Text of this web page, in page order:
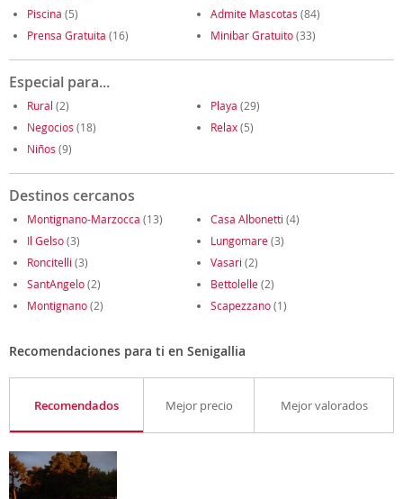
Piscina (5) Admite Mascotas (84)
Prensa Gratuita (16) Minibar Gratuito(33)
Especial para...
Rural (2) Playa (29)
Negocios (18) Relax(5)
Niños (9)
Destinos cercanos
Montignano-Marzocca (13) Casa Albonetti (4)
Il Gelso(3) Lungomare(3)
Roncitelli (3) Vasari (2)
SantAngelo(2) Bettolelle(2)
Montignano(2) Scapezzano(1)
Recomendaciones para ti en Senigallia
Recomendados Mejor precio Mejor valorados